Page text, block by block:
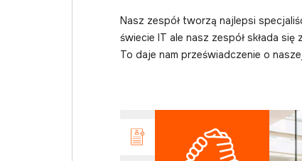
Nasz zespół tworzą najlepsi
świecie IT ale nasz zespół składa
To daje nam przeświadczenie o